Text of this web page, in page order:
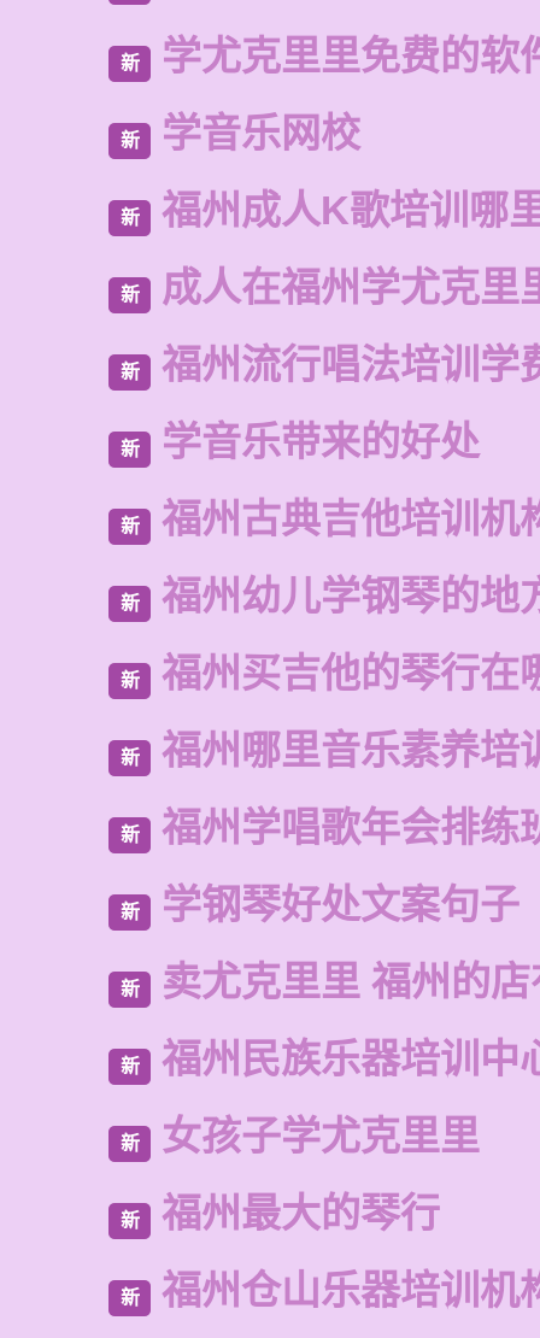
新 学尤克里里免费的软
新 学音乐网校
新 福州成人K歌培训哪
新 成人在福州学尤克里
新 福州流行唱法培训学
新 学音乐带来的好处
新 福州古典吉他培训机
新 福州幼儿学钢琴的地
新 福州买吉他的琴行在
新 福州哪里音乐素养培
新 福州学唱歌年会排练
新 学钢琴好处文案句子
新 卖尤克里里 福州的
新 福州民族乐器培训中
新 女孩子学尤克里里
新 福州最大的琴行
新 福州仓山乐器培训机